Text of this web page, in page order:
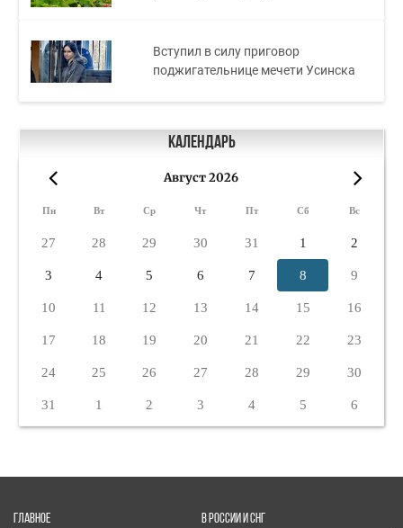
Вступил в силу приговор
поджигательнице мечети Усинска
Календарь
Август 2026
Пн Вт Ср Чт Пт Сб Вс
27 28 29 30 31 1 2
3 4 5 6 7 8 9
10 11 12 13 14 15 16
17 18 19 20 21 22 23
24 25 26 27 28 29 30
31 1 2 3 4 5 6
ГЛАВНОЕ В РОССИИ И СНГ